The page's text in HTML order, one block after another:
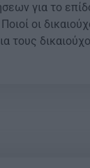
για το
οι
τους
Α21 για το
αίτησης […]